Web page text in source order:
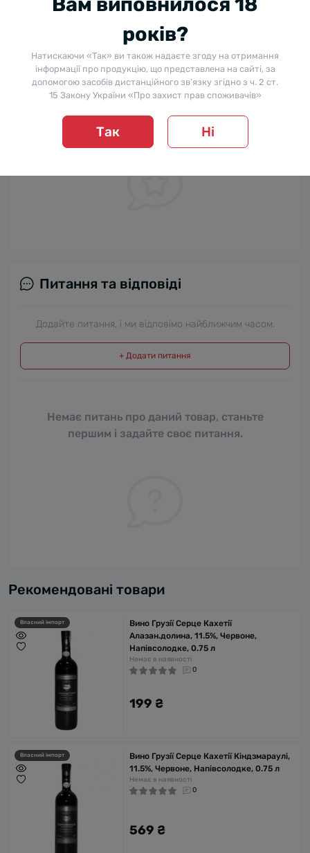
Відгуків про цей товар ще не було.
+ Додати відгук
Немає відгуків про цей товар, станьте
першим, залиште свій відгук.
Питання та відповіді
Додайте питання, і ми відповімо найближчим часом.
+ Додати питання
Немає питань про даний товар, станьте
першим і задайте своє питання.
Рекомендовані товари
Власний імпорт
Вино Грузії Серце Кахетії
Алазан.долина, 11.5%, Червоне,
Напівсолодке, 0.75 л
Немає в наявності
0
199 ₴
Власний імпорт
Вино Грузії Серце Кахетії Кіндзмараулі,
11.5%, Червоне, Напівсолодке, 0.75 л
Немає в наявності
0
569 ₴
років?
Натискаючи «Так» ви також надаєте згоду на отримання
інформації про продукцію, що представлена на сайті, за
допомогою засобів дистанційного зв’язку згідно з ч. 2 ст.
15 Закону України «Про захист прав споживачів»
Так Ні